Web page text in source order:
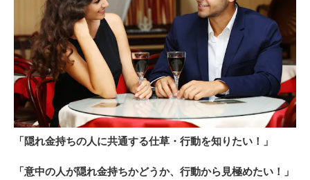
「隠れ金持ちの人に共通する仕草・行動を知りたい！」
「意中の人が隠れ金持ちかどうか、行動から見極めたい！」